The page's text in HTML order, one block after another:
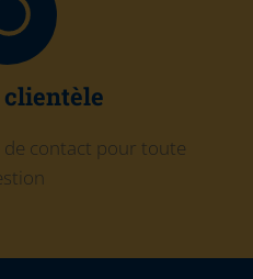
contact pour toute